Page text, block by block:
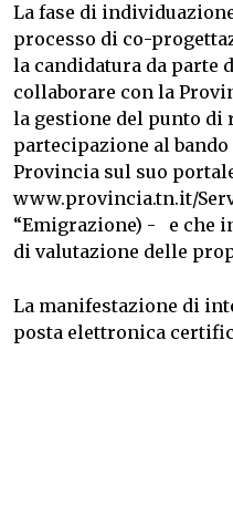
La fase di
processo di co-
la candidatura da parte
collaborare con la
la gestione del punto
partecipazione al
Provincia sul suo
www.provincia.tn.it/
“Emigrazione) - e che
di valutazione delle
La manifestazione di
posta elettronica